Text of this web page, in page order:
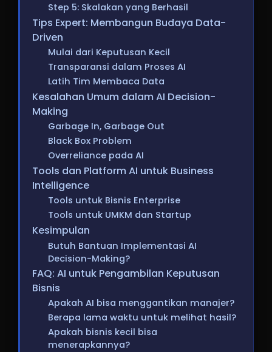
Step 5: Skalakan yang Berhasil
Tips Expert: Membangun Budaya Data-
Driven
Mulai dari Keputusan Kecil
Transparansi dalam Proses AI
Latih Tim Membaca Data
Kesalahan Umum dalam AI Decision-
Making
Garbage In, Garbage Out
Black Box Problem
Overreliance pada AI
Tools dan Platform AI untuk Business
Intelligence
Tools untuk Bisnis Enterprise
Tools untuk UMKM dan Startup
Kesimpulan
Butuh Bantuan Implementasi AI
Decision-Making?
FAQ: AI untuk Pengambilan Keputusan
Bisnis
Apakah AI bisa menggantikan manajer?
Berapa lama waktu untuk melihat hasil?
Apakah bisnis kecil bisa
menerapkannya?